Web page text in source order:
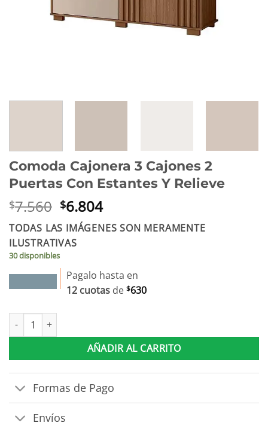
Comoda Cajonera 3 Cajones 2
Puertas Con Estantes Y Relieve
$7.560 El
precio
original
era:
$7.560.
$6.804El
precio
actual
TODAS LAS IMÁGENES SON MERAMENTE
ILUSTRATIVAS
30 disponibles
Pagalo hasta en
12 cuotas de $630
Comoda Cajonera 3 Cajones 2 Puertas Con Estantes Y Relieve
AÑADIR AL CARRITO
Formas de Pago
Envíos